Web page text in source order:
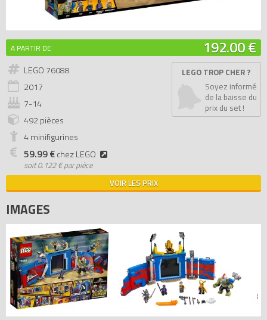
A PARTIR DE 192.00 €
LEGO 76088
2017
7-14
492 pièces
4 minifigurines
59.99 €chez LEGO
soit0.122 € par pièce
LEGO TROP CHER ?
Soyez informé
de la baisse du
prix du set !
VOIR LES PRIX
IMAGES